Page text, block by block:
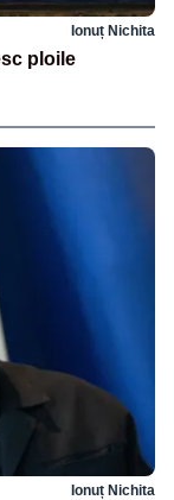
Ionuț Nichita
ploile
Ionuț Nichita